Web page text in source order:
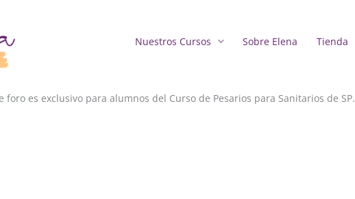
Nuestros Cursos Sobre Elena Tienda
foro es exclusivo para alumnos del Curso de Pesarios para Sanitarios de SP.